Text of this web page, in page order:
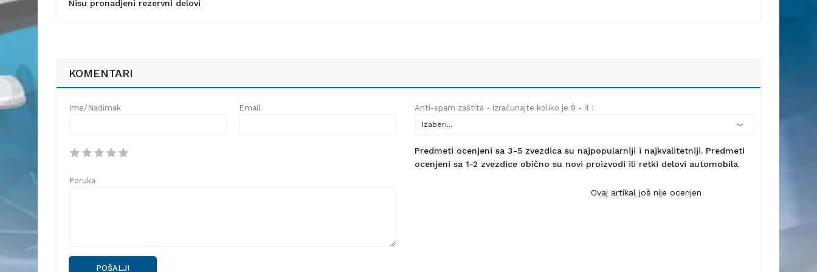
Nisu pronadjeni rezervni delovi
KOMENTARI
Ime/Nadimak Email
Poruka
POŠALJI
Anti-spam zaštita - izračunajte koliko je 9 - 4 :
Predmeti ocenjeni sa 3-5 zvezdica su najpopularniji i najkvalitetniji. Predmeti
ocenjeni sa 1-2 zvezdice obično su novi proizvodi ili retki delovi automobila.
Ovaj artikal još nije ocenjen